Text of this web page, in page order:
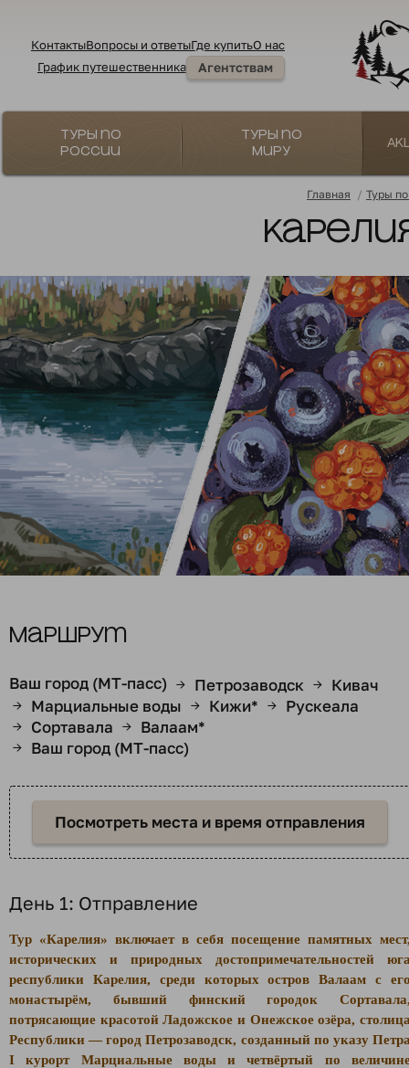
КонтактыВопросы и ответыГде купитьО нас
График путешественника
Агентствам
Туры по
России
Туры по
миру
Главная / Туры
Маршрут
Ваш город (МТ-пасс) → Петрозаводск → Кивач
→ Марциальные воды → Кижи* → Рускеала
→ Сортавала → Валаам*
→ Ваш город (МТ-пасс)
Посмотреть места и время отправления
День 1: Отправление
Тур «Карелия» включает в себя посещение памятных
исторических и природных достопримечательностей
республики Карелия, среди которых остров Валаам с
монастырём, бывший финский городок
потрясающие красотой Ладожское и Онежское озёра,
Республики — город Петрозаводск, созданный по указу
I курорт Марциальные воды и четвёртый по